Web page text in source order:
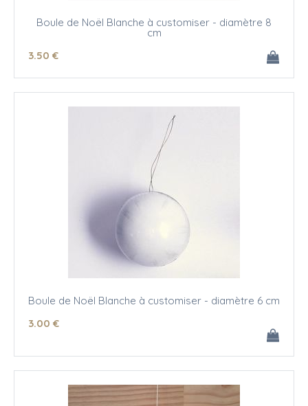
Boule de Noël Blanche à customiser - diamètre 8
cm
3.50 €
Boule de Noël Blanche à customiser - diamètre 6 cm
3.00 €